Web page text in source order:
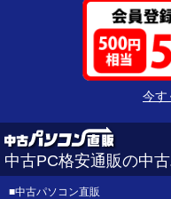
今す
中古PC格安通販の中
■中古パソコン直販